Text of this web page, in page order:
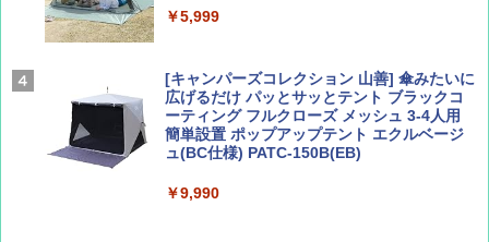
AIRLINE（エアライン）2026年9月号【特
集】ボーイング110周年を祝して！
￥1,760
ァキア 2026～2027 地球の歩き方A ヨーロッ
￥2,277
新しい日本地理 地図・統計・移動から読み
解く (講談社現代新書)
￥1,540
￥5,999
[キャンパーズコレクション 山善] 傘みたいに
広げるだけ パッとサッとテント ブラックコ
ーティング フルクローズ メッシュ 3-4人用
簡単設置 ポップアップテント エクルベージ
ュ(BC仕様) PATC-150B(EB)
￥9,990